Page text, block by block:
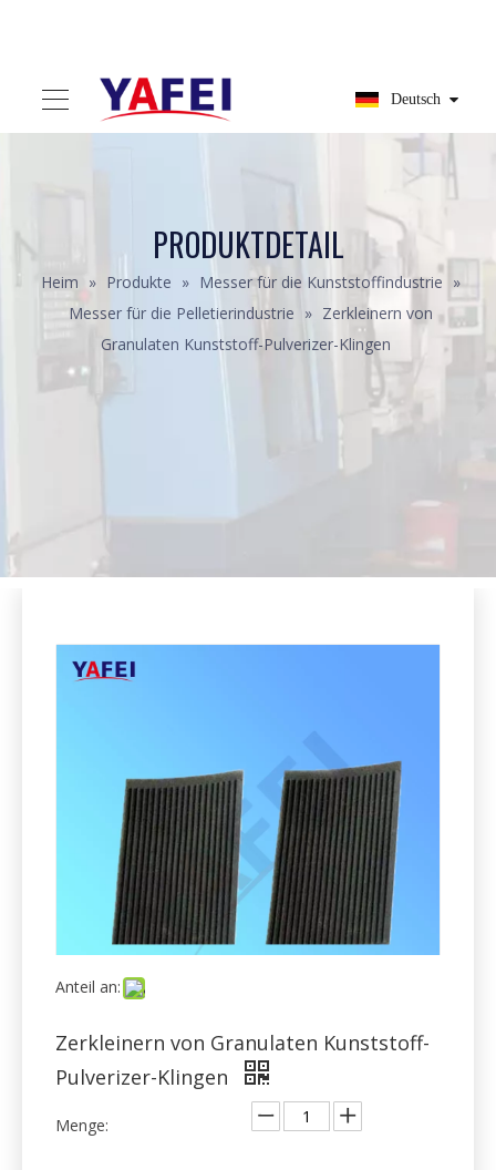
Messer für die Kunststoffindustrie
»
Messer für die Pelletierindustrie » Zerkleinern von
Granulaten Kunststoff-Pulverizer-Klingen
Anteil an:
Pulverizer-Klingen
Menge:
erkundigen